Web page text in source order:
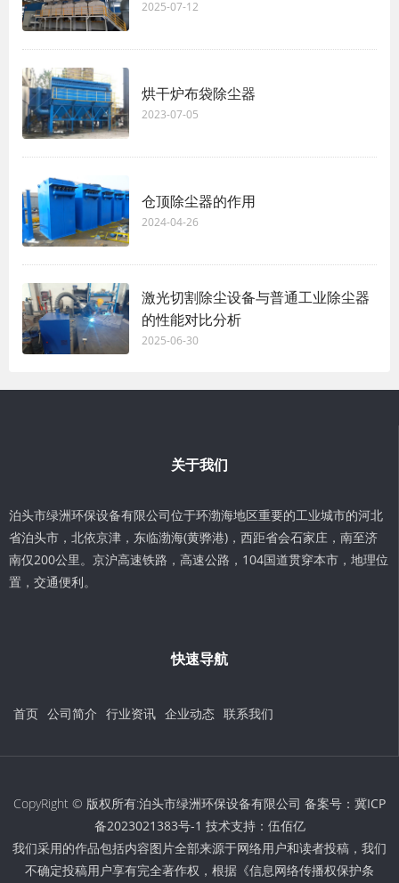
2025-07-12
烘干炉布袋除尘器
2023-07-05
仓顶除尘器的作用
2024-04-26
激光切割除尘设备与普通工业除尘器
的性能对比分析
2025-06-30
关于我们
泊头市绿洲环保设备有限公司位于环渤海地区重要的工业城市的河北
省泊头市，北依京津，东临渤海(黄骅港)，西距省会石家庄，南至济
南仅200公里。京沪高速铁路，高速公路，104国道贯穿本市，地理位
置，交通便利。
快速导航
首页 公司简介 行业资讯 企业动态 联系我们
CopyRight © 版权所有:泊头市绿洲环保设备有限公司 备案号： 冀ICP
备2023021383号-1 技术支持： 伍佰亿
我们采用的作品包括内容图片全部来源于网络用户和读者投稿，我们
不确定投稿用户享有完全著作权，根据《信息网络传播权保护条